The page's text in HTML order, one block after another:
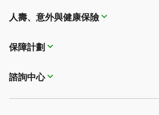
人壽、意外與健康保險
保障計劃
諮詢中心